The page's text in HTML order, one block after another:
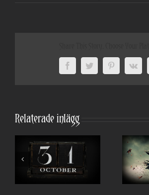
FacebookTwitterPinterest
Vk
Relaterade inlägg